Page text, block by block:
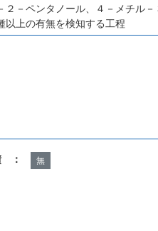
２－ペンタノール、４－メチル
以上の有無を検知する工程
： 無